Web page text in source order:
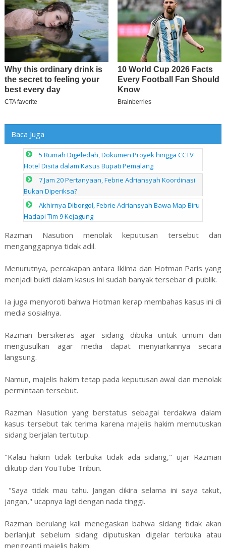
Baca Juga
5 Rumah Digeledah, Dokumen Proyek hingga CCTV
Hotel Disita dalam Kasus Bupati Pemalang
7 Jam 20 Pertanyaan, Febrie Adriansyah Koordinasi
Bukan Diperiksa?
Akhirnya Diborgol, Febrie Adriansyah Bawa Map Biru
Hadapi Tim 9 Kejagung
Razman Nasution menolak keputusan tersebut dan
menganggapnya tidak adil.
Menurutnya, percakapan antara Iklima dan Hotman Paris yang
menjadi bukti dalam kasus ini sudah banyak tersebar di publik.
Ia juga menyoroti bahwa Hotman kerap membahas kasus ini di
media sosialnya.
Razman bersikeras agar sidang dibuka untuk umum dan
mengusulkan agar media dapat menyiarkannya secara
langsung.
Namun, majelis hakim tetap pada keputusan awal dan menolak
permintaan tersebut.
Razman Nasution yang berstatus sebagai terdakwa dalam
kasus tersebut tak terima karena majelis hakim memutuskan
sidang berjalan tertutup.
"Kalau hakim tidak terbuka tidak ada sidang," ujar Razman
dikutip dari YouTube Tribun.
"Saya tidak mau tahu. Jangan dikira selama ini saya takut,
jangan," ucapnya lagi dengan nada tinggi.
Razman berulang kali menegaskan bahwa sidang tidak akan
berlanjut sebelum sidang diputuskan digelar terbuka atau
mengganti majelis hakim.